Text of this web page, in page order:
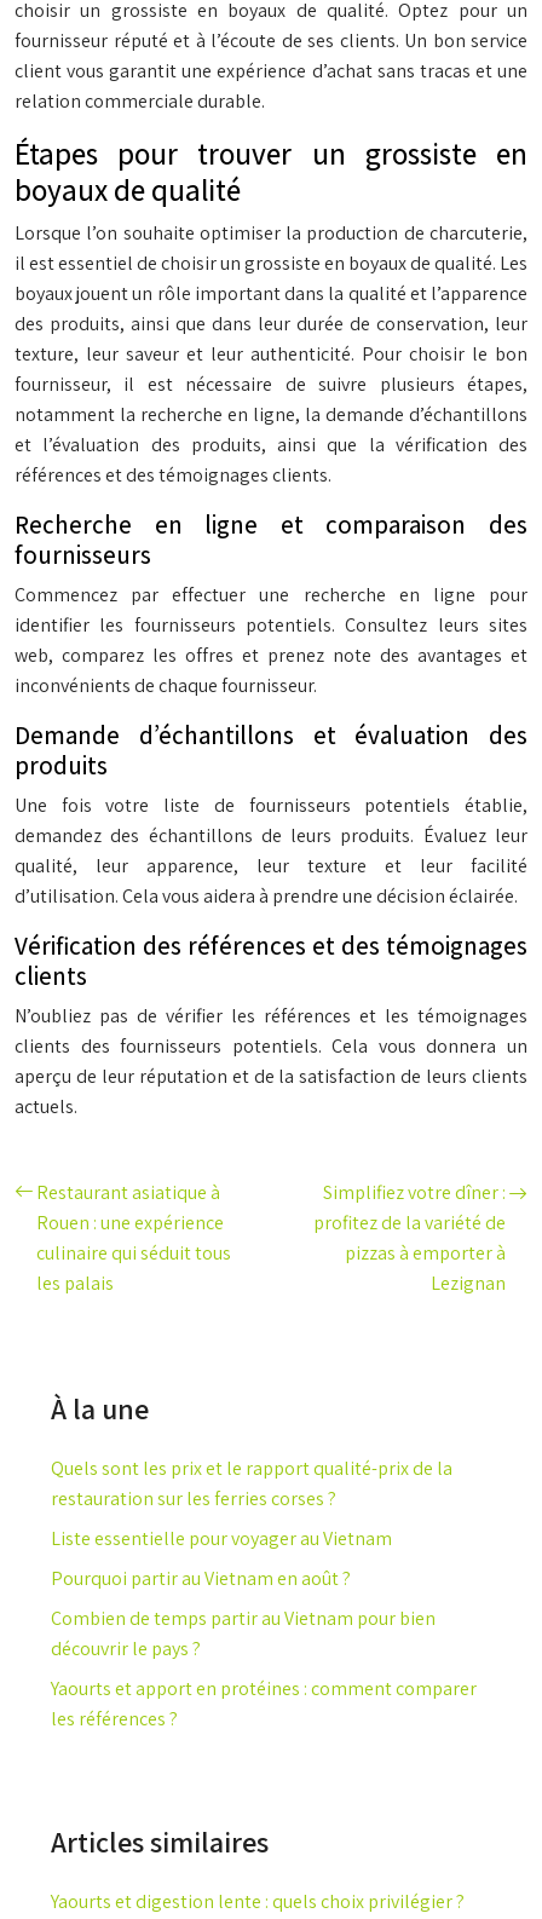
choisir un grossiste en boyaux de qualité. Optez pour un
fournisseur réputé et à l’écoute de ses clients. Un bon service
client vous garantit une expérience d’achat sans tracas et une
relation commerciale durable.
Étapes pour trouver un grossiste en
boyaux de qualité
Lorsque l’on souhaite optimiser la production de charcuterie,
il est essentiel de choisir un grossiste en boyaux de qualité. Les
boyaux jouent un rôle important dans la qualité et l’apparence
des produits, ainsi que dans leur durée de conservation, leur
texture, leur saveur et leur authenticité. Pour choisir le bon
fournisseur, il est nécessaire de suivre plusieurs étapes,
notamment la recherche en ligne, la demande d’échantillons
et l’évaluation des produits, ainsi que la vérification des
références et des témoignages clients.
Recherche en ligne et comparaison des
fournisseurs
Commencez par effectuer une recherche en ligne pour
identifier les fournisseurs potentiels. Consultez leurs sites
web, comparez les offres et prenez note des avantages et
inconvénients de chaque fournisseur.
Demande d’échantillons et évaluation des
produits
Une fois votre liste de fournisseurs potentiels établie,
demandez des échantillons de leurs produits. Évaluez leur
qualité, leur apparence, leur texture et leur facilité
d’utilisation. Cela vous aidera à prendre une décision éclairée.
Vérification des références et des témoignages
clients
N’oubliez pas de vérifier les références et les témoignages
clients des fournisseurs potentiels. Cela vous donnera un
aperçu de leur réputation et de la satisfaction de leurs clients
actuels.
Restaurant asiatique à
Rouen : une expérience
culinaire qui séduit tous
les palais
Simplifiez votre dîner :
profitez de la variété de
pizzas à emporter à
Lezignan
À la une
Quels sont les prix et le rapport qualité-prix de la
restauration sur les ferries corses ?
Liste essentielle pour voyager au Vietnam
Pourquoi partir au Vietnam en août ?
Combien de temps partir au Vietnam pour bien
découvrir le pays ?
Yaourts et apport en protéines : comment comparer
les références ?
Articles similaires
Yaourts et digestion lente : quels choix privilégier ?